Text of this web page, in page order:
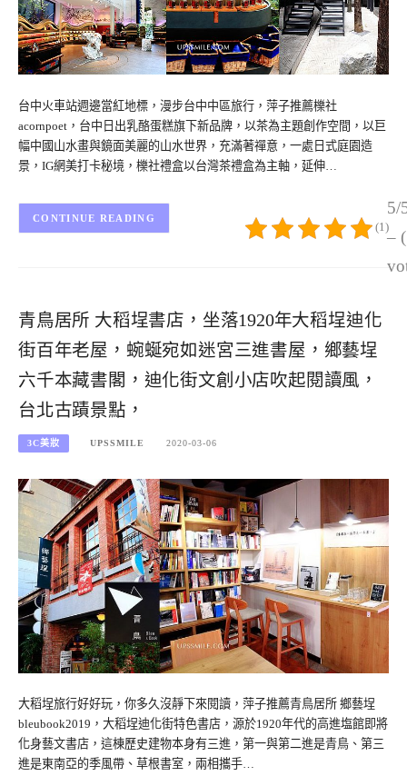
台中火車站週邊當紅地標，漫步台中中區旅行，萍子推薦櫟社
acornpoet，台中日出乳酪蛋糕旗下新品牌，以茶為主題創作空間，以巨
幅中國山水畫與鏡面美麗的山水世界，充滿著禪意，一處日式庭園造
景，IG網美打卡秘境，櫟社禮盒以台灣茶禮盒為主軸，延伸…
5/
–
(1)
CONTINUE READING
青鳥居所 大稻埕書店，坐落1920年大稻埕迪化
街百年老屋，蜿蜒宛如迷宮三進書屋，鄉藝埕
六千本藏書閣，迪化街文創小店吹起閱讀風，
台北古蹟景點，
3C美妝 UPSSMILE 2020-03-06
大稻埕旅行好好玩，你多久沒靜下來閱讀，萍子推薦青鳥居所 鄉藝埕
bleubook2019，大稻埕迪化街特色書店，源於1920年代的高進塩館即將
化身藝文書店，這棟歷史建物本身有三進，第一與第二進是青鳥、第三
進是東南亞的季風帶、草根書室，兩相攜手…